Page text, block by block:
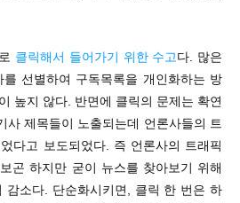
클릭해서 들어가기 위한 수고다. 많은
선별하여 구독목록을 개인화하는 방
높지 않다. 반면에 클릭의 문제는 확연
제목들이 노출되는데 언론사들의 트
다고 보도되었다. 즉 언론사의 트래픽
곤 하지만 굳이 뉴스를 찾아보기 위해
감소다. 단순화시키면, 클릭 한 번은 하